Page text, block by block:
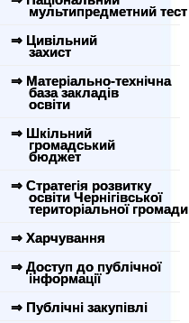
мультипредметний тест
⇒ Цивільний
захист
⇒ Матеріально-технічна
база закладів
освіти
⇒ Шкільний
громадський
бюджет
⇒ Стратегія розвитку
освіти Чернігівської
територіальної громади
⇒ Харчування
⇒ Доступ до публічної
інформації
⇒ Публічні закупівлі